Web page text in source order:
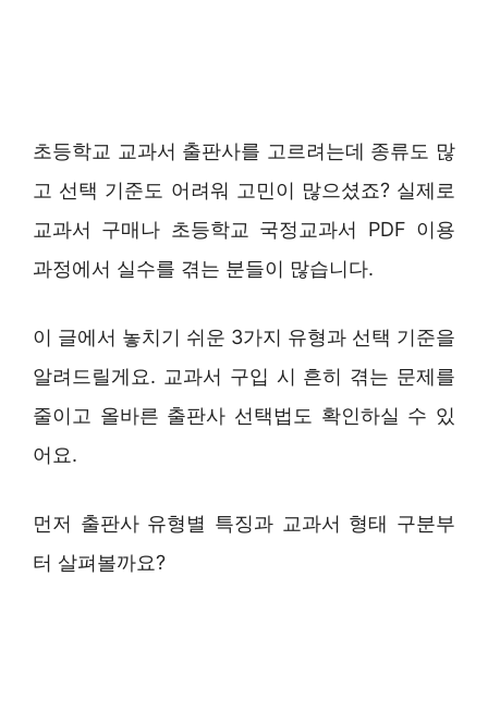
초등학교 교과서 출판사를 고르려는데 종류도 많
고 선택 기준도 어려워 고민이 많으셨죠? 실제로
교과서 구매나 초등학교 국정교과서 PDF 이용
과정에서 실수를 겪는 분들이 많습니다.
이 글에서 놓치기 쉬운 3가지 유형과 선택 기준을
알려드릴게요. 교과서 구입 시 흔히 겪는 문제를
줄이고 올바른 출판사 선택법도 확인하실 수 있
어요.
먼저 출판사 유형별 특징과 교과서 형태 구분부
터 살펴볼까요?